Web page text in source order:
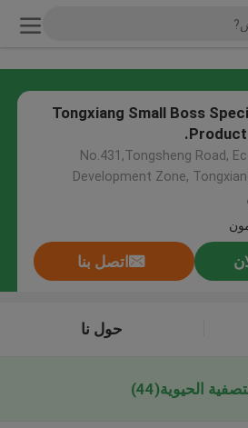
Tongxiang Small Boss
No.431,Tongsheng Road,
Development Zone,
اتصل بنا
حول نا
الحيوية(44)